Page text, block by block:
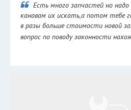
Есть много запчастей но
канавам их искать,а потом тебе
в разы больше стоимости новой
вопрос по поводу законности